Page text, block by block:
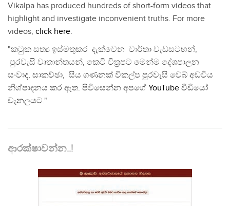
Vikalpa has produced hundreds of short-form videos that
highlight and investigate inconvenient truths. For more
videos, click here.
"කටුක සත්‍ය ඉස්මතුකර දැක්වෙන වාර්තා වැඩසටහන්,
පුරවැසි වෘතාන්තයන්, කෙටි චිත්‍රපට මෙන්ම දේශපාලන
සංවාද, සාකච්ඡා, සිය ගණනක් විකල්ප පුරවැසි වෙබ් අඩවිය
නිශ්පාදනය කර ඇත. පිවිසෙන්න අපගේ YouTube වීඩියෝ
චැනලයට."
ආරක්ෂාවන්න..!